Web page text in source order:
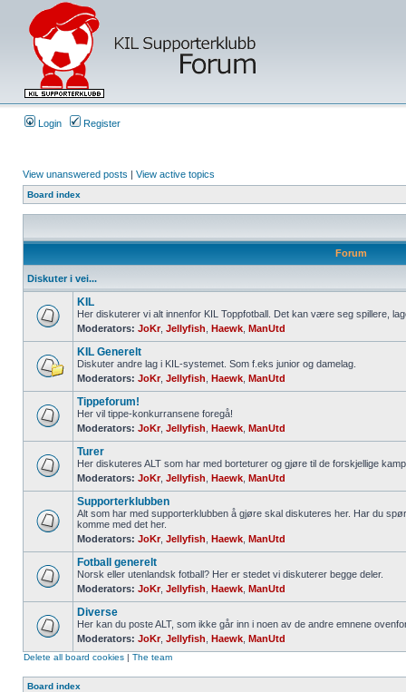
Login Register
View unanswered posts | View active topics
Board index
Forum
Diskuter i vei...
KIL
Her diskuterer vi alt innenfor KIL Toppfotball. Det kan være seg spillere,
Moderators: JoKr, Jellyfish Haewk ManUtd
KIL Generelt
Diskuter andre lag i KIL-systemet. Som f.eks junior og damelag.
Moderators: JoKr, Jellyfish Haewk ManUtd
Tippeforum!
Her vil tippe-konkurransene foregå!
Moderators: JoKr, Jellyfish Haewk ManUtd
Turer
Her diskuteres ALT som har med borteturer og gjøre til de forskjellige
Moderators: JoKr, Jellyfish Haewk ManUtd
Supporterklubben
Alt som har med supporterklubben å gjøre skal diskuteres her. Har du
komme med det her.
Moderators: JoKr, Jellyfish Haewk ManUtd
Fotball generelt
Norsk eller utenlandsk fotball? Her er stedet vi diskuterer begge deler.
Moderators: JoKr, Jellyfish Haewk ManUtd
Diverse
Her kan du poste ALT, som ikke går inn i noen av de andre emnene
Moderators: JoKr, Jellyfish Haewk ManUtd
Delete all board cookies | The team
Board index